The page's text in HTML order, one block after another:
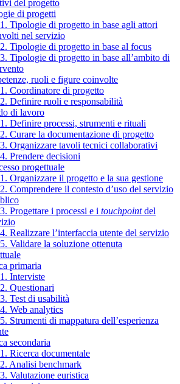
del progetto
di progetti
Tipologie di progetto in base agli attori
nel servizio
Tipologie di progetto in base al focus
Tipologie di progetto in base all’ambito di
ruoli e figure coinvolte
Coordinatore di progetto
Definire ruoli e responsabilità
di lavoro
Definire processi, strumenti e rituali
Curare la documentazione di progetto
Organizzare tavoli tecnici collaborativi
Prendere decisioni
progettuale
Organizzare il progetto e la sua gestione
Comprendere il contesto d’uso del servizio
Progettare i processi e i touchpointdel
Realizzare l’interfaccia utente del servizio
Validare la soluzione ottenuta
primaria
Interviste
Questionari
Test di usabilità
Web analytics
Strumenti di mappatura dell’esperienza
secondaria
Ricerca documentale
Analisi benchmark
Valutazione euristica